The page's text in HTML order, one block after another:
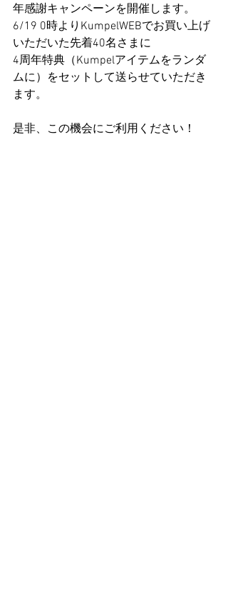
年感謝キャンペーンを開催します。
6/19 0時よりKumpelWEBでお買い上げ
いただいた先着40名さまに
4周年特典（Kumpelアイテムをランダ
ムに）をセットして送らせていただき
ます。
是非、この機会にご利用ください！